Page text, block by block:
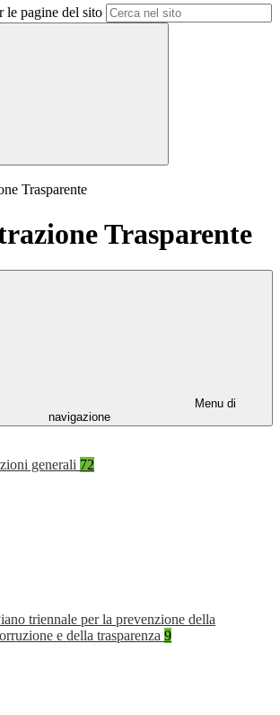
le pagine del sito
Trasparente
Trasparente
Menu di
navigazione
generali 72
triennale per la prevenzione della
e della trasparenza 9